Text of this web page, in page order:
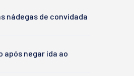
nádegas de convidada
após negar ida ao